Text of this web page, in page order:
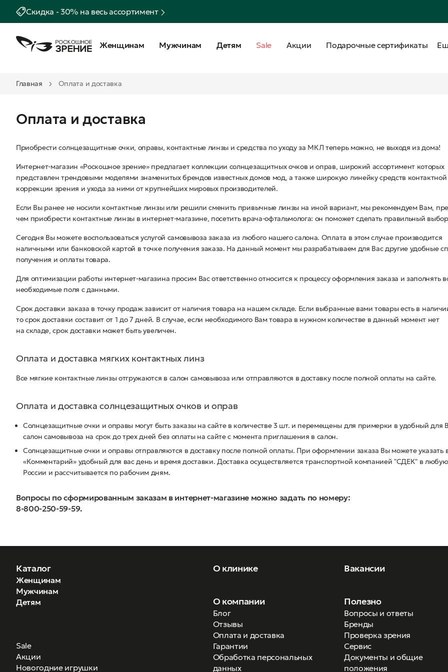
Скидка - 30% на весь ассортимент
Женщинам Мужчинам Детям Sale Акции Подарочные сертификаты
Главная Оплата и доставка
Оплата и доставка
Приобрести солнцезащитные очки, оправы, контактные линзы и средства по уходу за МКЛ теперь можно, не выходя из дома!
Интернет-магазин «Роскошное зрение» предлагает коллекции солнцезащитных очков и оправ, широкий ассортимент которых
представлен трендовыми моделями знаменитых брендов известных домов мод, а также широкую линейку средств контактной
коррекции зрения и ухода за ними от крупнейших мировых производителей.
Если Вы ранее не носили контактные линзы или решили сменить привычные линзы на иной вариант, мы рекомендуем Вам,
чем приобрести контактные линзы в интернет-магазине, посетить врача-офтальмолога: он поможет сделать правильный
Сегодня Вы можете воспользоваться услугой самовывоза заказа из любого нашего салона. Оплата в этом случае производится
наличными или банковской картой в точке получения заказа. На данный момент мы разрабатываем для Вас другие удобные
получения и оплаты товара.
Для оптимизации работы интернет-магазина просим Вас ответственно относится к процессу оформления заказа и заполнять
необходимые поля с данными.
Срок доставки заказа в точку продаж зависит от наличия товара на нашем складе. Если выбранные вами товары есть в
то срок доставки составит от 1 до 7 дней. В случае, если необходимого Вам товара в нужном количестве в данный момент нет
на складе, срок доставки может быть увеличен.
Оплата и доставка мягких контактных линз
Все мягкие контактные линзы отгружаются в салон самовывоза или отправляются в доставку после полной оплаты на сайте.
Оплата и доставка солнцезащитных очков и оправ
Солнцезащитные очки и оправы могут быть заказы на сайте в количестве 3 шт. и перемещены для примерки в удобный для
салон самовывоза на срок до трех дней без оплаты на сайте с момента приглашения в салон.
Солнцезащитные очки и оправы отправляются в доставку после полной оплаты. При оформлении заказа Вы можете указать
«Комментарий» удобный для вас день и время доставки. Доставка осуществляется транспортной компанией "СДЕК" в
России и рассчитывается по рабочим дням.
Вопросы по сформированным заказам в интернет-магазине можно задать по номеру:
8-800-250-59-59.
Каталог
Женщинам
Мужчинам
Детям
Sale
Акции
Новогодние игрушки
О клинике Вакансии
О компании
Блог
Отзывы
Оплата и доставка
Гарантии
Обработка персональных
данных
Полезно
Вопросы и ответы
Бренды
Проверка зрения
Сервис
Документы и общие
положения